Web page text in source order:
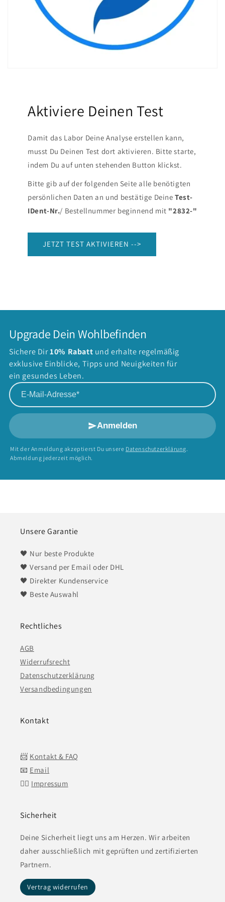
Aktiviere Deinen Test
Damit das Labor Deine Analyse erstellen kann,
musst Du Deinen Test dort aktivieren. Bitte starte,
indem Du auf unten stehenden Button klickst.
Bitte gib auf der folgenden Seite alle benötigten
persönlichen Daten an und bestätige DeineTest-
IDent-Nr./ Bestellnummer beginnend mit "2832-"
JETZT TEST AKTIVIEREN -->
Upgrade Dein Wohlbefinden
Sichere Dir10% Rabatt und erhalte regelmäßig
exklusive Einblicke, Tipps und Neuigkeiten für
ein gesundes Leben.
E-Mail-Adresse
Anmelden
Mit der Anmeldung akzeptierst Du unsere Datenschutzerklärung.
Abmeldung jederzeit möglich.
Unsere Garantie
🖤 Nur beste Produkte
🖤 Versand per Email oder DHL
🖤 Direkter Kundenservice
​​​​​​​🖤 Beste Auswahl
Rechtliches
AGB
Widerrufsrecht
Datenschutzerklärung
Versandbedingungen
Kontakt
📨 Kontakt & FAQ
📧 Email
👍🏼 Impressum
Sicherheit
Deine Sicherheit liegt uns am Herzen. Wir arbeiten
daher ausschließlich mit geprüften und zertifizierten
Partnern.
Vertrag widerrufen